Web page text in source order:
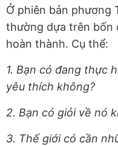
Ở phiên bản phương
thường dựa trên bốn
hoàn thành. Cụ thể:
1. Bạn có đang thực
yêu thích không?
2. Bạn có giỏi về nó
3. Thế giới có cần